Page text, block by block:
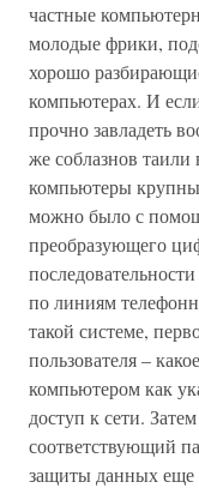
частные
молодые фрики,
хорошо
компьютерах. И
прочно завладеть
же соблазнов таили
компьютеры
можно было с
преобразующего
по линиям
такой системе,
пользователя –
компьютером как
доступ к сети.
соответствующий
защиты данных